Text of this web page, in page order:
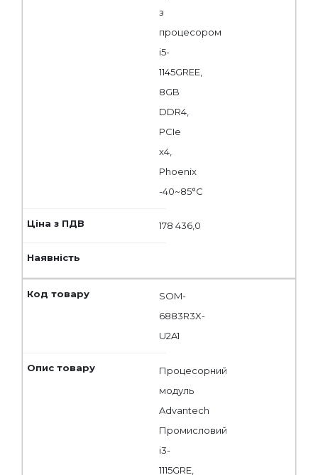
з
процесором
i5-
1145GREE,
8GB
DDR4,
PCIe
x4,
Phoenix
-40~85°C
178 436,0
SOM-
6883R3X-
U2A1
Процесорний
модуль
Advantech
Промисловий
i3-
1115GRE,